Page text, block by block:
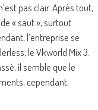
pas clair. Après tout,
« saut », surtout
l’entreprise se
le Vkworld Mix 3.
il semble que le
cependant,